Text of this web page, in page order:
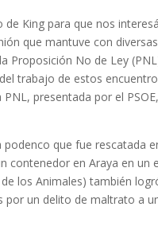
King para que nos
que mantuve con
Proposición No de Ley
trabajo de estos
presentada por el
que fue rescatada
contenedor en Araya en un
los Animales) también
por un delito de maltrato a